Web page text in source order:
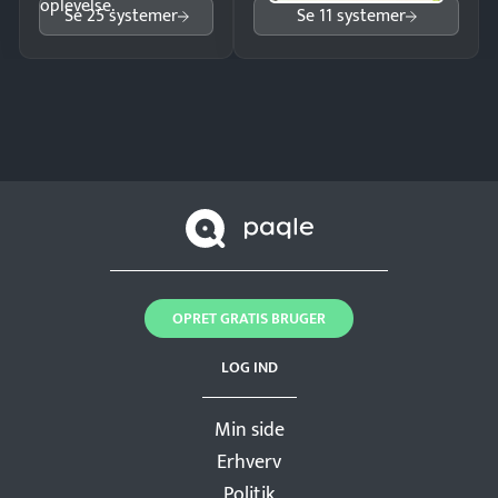
oplevelse.
Se 25 systemer
Se 11 systemer
Min side
Erhverv
LOG IND
OPRET GRATIS BRUGER